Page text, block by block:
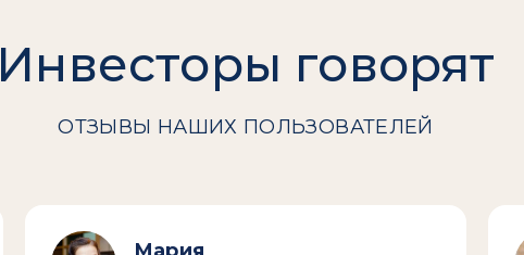
Инвесторы говорят
ОТЗЫВЫ НАШИХ ПОЛЬЗОВАТЕЛЕЙ